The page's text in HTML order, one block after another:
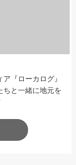
『ローカログ』
ちと一緒に地元を